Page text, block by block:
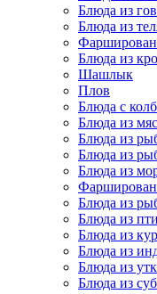
Блюда из
Блюда из
Блюда из
Шашлык
Плов
Блюда с
Блюда из
Блюда из
Блюда из
Блюда из
Блюда из
Блюда из
Блюда из
Блюда из
Блюда из
Блюда из